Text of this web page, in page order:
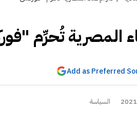
المصرية تُحرِّم
Add as Preferred
السياسة